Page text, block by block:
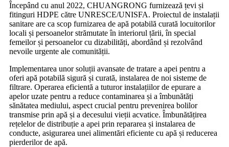
Începând cu anul 2022, CHUANGRONG furnizează țevi și
fitinguri HDPE către UNRESCE/UNISFA. Proiectul de instalații
sanitare are ca scop furnizarea de apă potabilă curată locuitorilor
locali și persoanelor strămutate în interiorul țării, în special
femeilor și persoanelor cu dizabilități, abordând și rezolvând
nevoile urgente ale comunității.
Implementarea unor soluții avansate de tratare a apei pentru a
oferi apă potabilă sigură și curată, instalarea de noi sisteme de
filtrare. Operarea eficientă a tuturor instalațiilor de epurare a
apelor uzate pentru a reduce contaminarea și a îmbunătăți
sănătatea mediului, aspect crucial pentru prevenirea bolilor
transmise prin apă și a decesului vieții acvatice. Îmbunătățirea
rețelelor de distribuție a apei prin repararea și instalarea de
conducte, asigurarea unei alimentări eficiente cu apă și reducerea
pierderilor de apă.